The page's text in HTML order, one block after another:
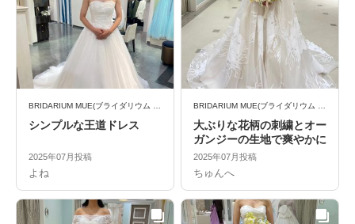
シンプルな王道ドレス
2025年07月投稿
よね
大ぶりな花柄の刺繍とオー
ガンジーの生地で爽やかに
2025年07月投稿
ちゅんへ